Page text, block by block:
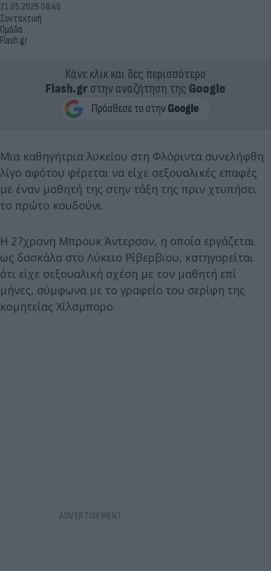
Συντακτική
Ομάδα
Flash.gr
21.05.2025 08:46
Κάνε κλικ και δες περισσότερο
Flash.grστην αναζήτηση της Google
Μια καθηγήτρια λυκείου στη Φλόριντα συνελήφθη
λίγο αφότου φέρεται να είχε σεξουαλικές επαφές
με έναν μαθητή της στην τάξη της πριν χτυπήσει
το πρώτο κουδούνι.
Η 27χρονη Μπρουκ Άντερσον, η οποία εργάζεται
ως δασκάλα στο Λύκειο Ρίβερβιου, κατηγορείται
ότι είχε σεξουαλική σχέση με τον μαθητή επί
μήνες, σύμφωνα με το γραφείο του σερίφη της
κομητείας Χίλσμπορο.